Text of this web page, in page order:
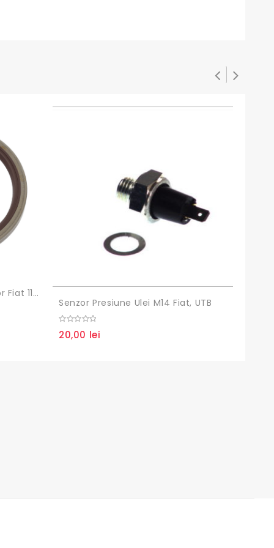
Simering Spate Arbore Motor Fiat 110x135x13
Senzor Presiune Ulei M14 Fiat, UTB
out
20,00 lei